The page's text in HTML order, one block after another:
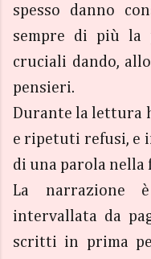
spesso danno
sempre di più la
cruciali dando,
pensieri.
Durante la lettura
e ripetuti refusi, e
di una parola nella
La narrazione
intervallata da
scritti in prima